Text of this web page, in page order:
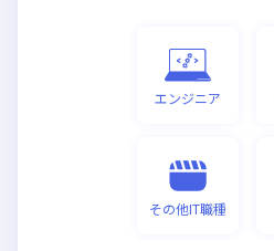
エンジニア
その他IT職種